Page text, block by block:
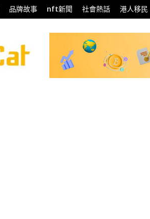
品牌故事 nft新聞 社會熱話 港人移民